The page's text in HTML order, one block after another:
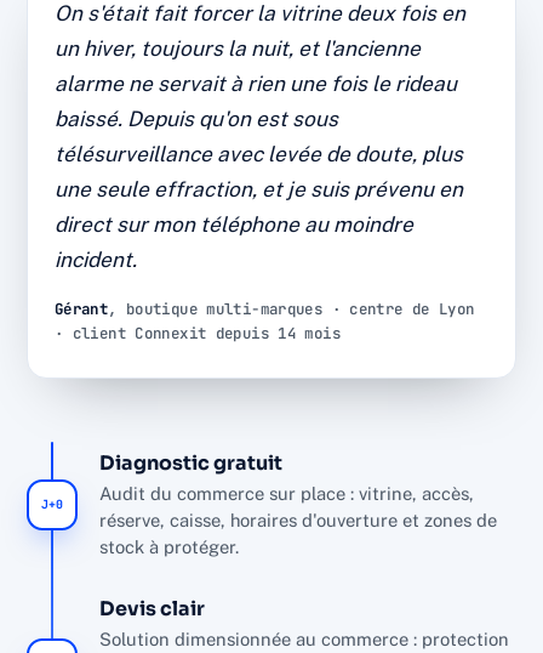
Boutique multi-marques : plus
d'effraction nocturne depuis la
mise sous télésurveillance
Protection vitrine et réserve, levée de doute vidéo et
supervision 24/7. Diagnostic, installation et SAV par
l'équipe interne Connexit, sans sous-traitance.
0
24-7
SUPERVISION
On s'était fait forcer la vitrine deux fois en
un hiver, toujours la nuit, et l'ancienne
alarme ne servait à rien une fois le rideau
baissé. Depuis qu'on est sous
télésurveillance avec levée de doute, plus
une seule effraction, et je suis prévenu en
direct sur mon téléphone au moindre
incident.
Gérant, boutique multi-marques · centre de Lyon
· client Connexit depuis 14 mois
J+0
Diagnostic gratuit
Audit du commerce sur place : vitrine, accès,
réserve, caisse, horaires d'ouverture et zones de
stock à protéger.
Devis clair
Solution dimensionnée au commerce : protection